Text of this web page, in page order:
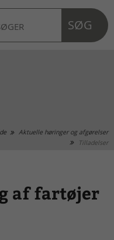
SØG
Aktuelle høringer og afgørelser
Tilladelser
af fartøjer